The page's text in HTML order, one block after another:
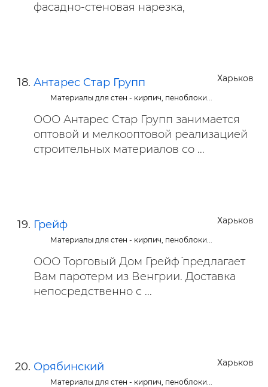
фасадно-стеновая нарезка,
Харьков
Антарес Стар Групп
Материалы для стен - кирпич, пеноблоки...
ООО Антарес Стар Групп занимается
оптовой и мелкооптовой реализацией
строительных материалов со ...
Харьков
Грейф
Материалы для стен - кирпич, пеноблоки...
ООО Торговый Дом `Грейф` предлагает
Вам паротерм из Венгрии. Доставка
непосредственно с ...
Харьков
Орябинский
Материалы для стен - кирпич, пеноблоки...